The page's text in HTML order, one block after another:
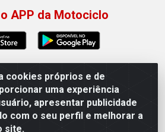
envie notificações com
×
cookies próprios e de
uma experiência
apresentar publicidade
com o seu perfil e melhorar a
site.
APP da Motociclo
Sousa dos Santos, 731 -
ES - CEP 29.164-153 - CNPJ
0001-53